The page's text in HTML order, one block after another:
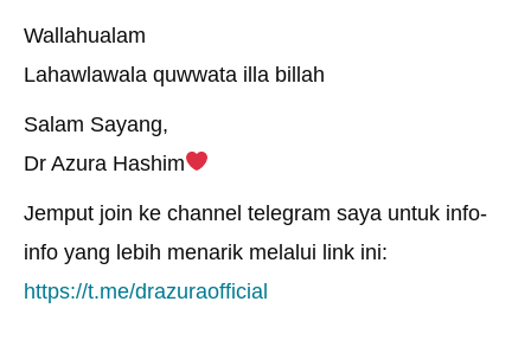
Wallahualam
Lahawlawala quwwata illa billah
Salam Sayang,
Dr Azura Hashim
Jemput join ke channel telegram saya untuk info-
info yang lebih menarik melalui link ini:
https://t.me/drazuraofficial